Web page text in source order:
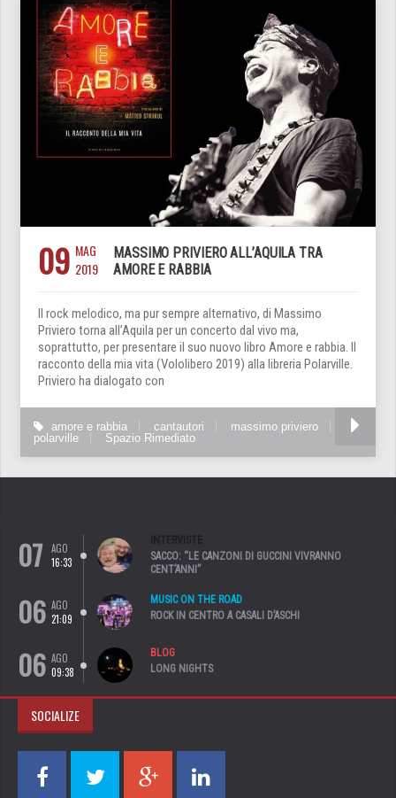
09 MAG
2019
MASSIMO PRIVIERO ALL’AQUILA TRA
AMORE E RABBIA
Il rock melodico, ma pur sempre alternativo, di Massimo
Priviero torna all’Aquila per un concerto dal vivo ma,
soprattutto, per presentare il suo nuovo libro Amore e rabbia. Il
racconto della mia vita (Vololibero 2019) alla libreria Polarville.
Priviero ha dialogato con
amore e rabbia cantautori
massimo priviero
polarville
Spazio Rimediato
07
AGO
16:33
INTERVISTE
SACCO: “LE CANZONI DI GUCCINI VIVRANNO
CENT’ANNI”
06 AGO
21:09
MUSIC ON THE ROAD
ROCK IN CENTRO A CASALI D’ASCHI
06 AGO
09:38
BLOG
LONG NIGHTS
SOCIALIZE